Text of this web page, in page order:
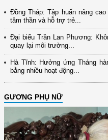
Đồng Tháp: Tập huấn nâng
tâm thần và hỗ trợ trẻ...
Đại biểu Trần Lan Phương:
quay lại môi trường...
Hà Tĩnh: Hưởng ứng Tháng
bằng nhiều hoạt động...
GƯƠNG PHỤ NỮ